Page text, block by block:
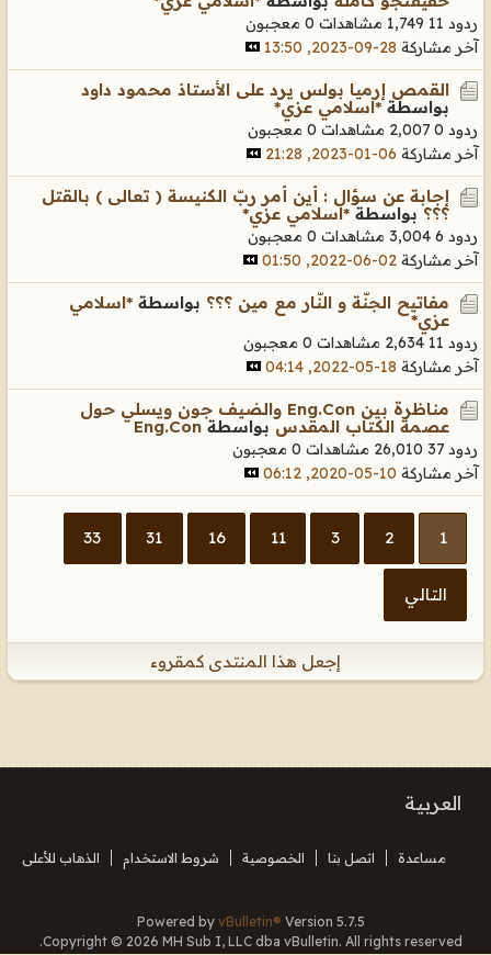
ردود 11 1,749 مشاهدات
0 معجبون
آخر مشاركة 28-09-2023, 13:50
القمص إرميا بولس يرد على الأستاذ محمود داود
بواسطة*اسلامي عزي*
ردود 0 2,007 مشاهدات
0 معجبون
آخر مشاركة 06-01-2023, 21:28
إجابة عن سؤال : أين أمر ربّ الكنيسة ( تعالى ) بالقتل
؟؟؟ بواسطة *اسلامي عزي*
ردود 6 3,004 مشاهدات
0 معجبون
آخر مشاركة 02-06-2022, 01:50
مفاتيح الجنّة و النّار مع مين ؟؟؟ بواسطة *اسلامي
عزي*
ردود 11 2,634 مشاهدات
0 معجبون
آخر مشاركة 18-05-2022, 04:14
مناظرة بين Eng.Con والضيف جون ويسلي حول
عصمة الكتاب المقدس بواسطةEng.Con
ردود 37 26,010 مشاهدات
0 معجبون
آخر مشاركة 10-05-2020, 06:12
1
2
3
11
16
31
33
التالي
إجعل هذا المنتدى كمقروء
العربية
مساعدة اتصل بنا الخصوصية شروط الاستخدام الذهاب للأعلى
Powered by vBulletin® Version 5.7.5
Copyright © 2026 MH Sub I, LLC dba vBulletin. All rights reserved.